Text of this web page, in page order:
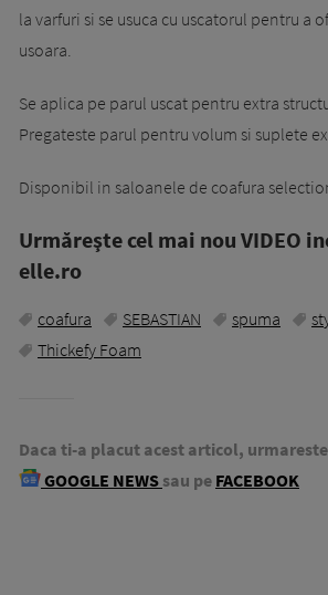
la varfuri si se usuca cu uscatorul pentru a
usoara.
Se aplica pe parul uscat pentru extra
Pregateste parul pentru volum si suplete
Disponibil in saloanele de coafura
Urmăreşte cel mai nou VIDEO
elle.ro
coafura SEBASTIAN spuma
Thickefy Foam
Daca ti-a placut acest articol, urmareste
GOOGLE NEWS sau pe FACEBOOK